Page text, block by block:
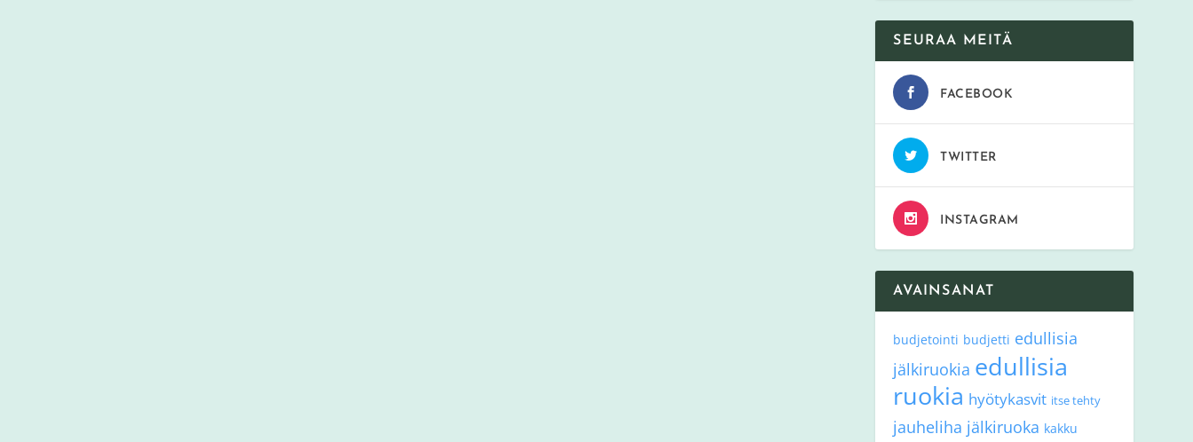
SEURAA MEITÄ
FACEBOOK
TWITTER
INSTAGRAM
AVAINSANAT
budjetointi budjetti edullisia
jälkiruokia edullisia
ruokia hyötykasvit itse tehty
jauheliha jälkiruoka kakku